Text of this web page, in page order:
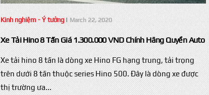
Kinh nghiệm - Ý tưởng| March 22, 2020
Xe Tải Hino 8 Tấn Giá 1.300.000 VND Chính Hãng Quyền Auto
Xe tải hino 8 tấn là dòng xe Hino FG hạng trung, tải trọng
trên dưới 8 tấn thuộc series Hino 500. Đây là dòng xe được
thị trường ưa...